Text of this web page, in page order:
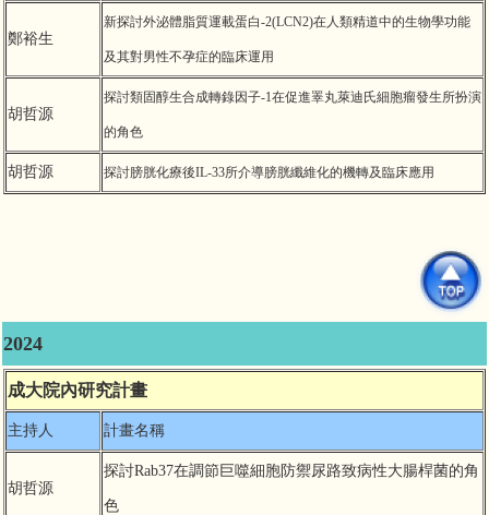
鄭裕生
新探討外泌體脂質運載蛋白-2(LCN2)在人類精道中的生物學功能
及其對男性不孕症的臨床運用
胡哲源
探討類固醇生合成轉錄因子-1在促進睪丸萊迪氏細胞瘤發生所扮演
的角色
胡哲源 探討膀胱化療後IL-33所介導膀胱纖維化的機轉及臨床應用
2024
成大院內研究計畫
主持人 計畫名稱
胡哲源
探討Rab37在調節 巨噬細胞防禦尿路致病性大腸桿菌的角
色